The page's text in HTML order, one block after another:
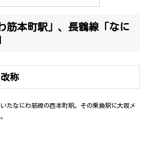
筋本町駅」、長鶴線「なに
称
たなにわ筋線の西本町駅。その乗換駅に大阪メ